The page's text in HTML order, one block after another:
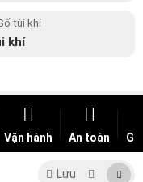
túi khí
khí
Vận hành An toàn
Lưu